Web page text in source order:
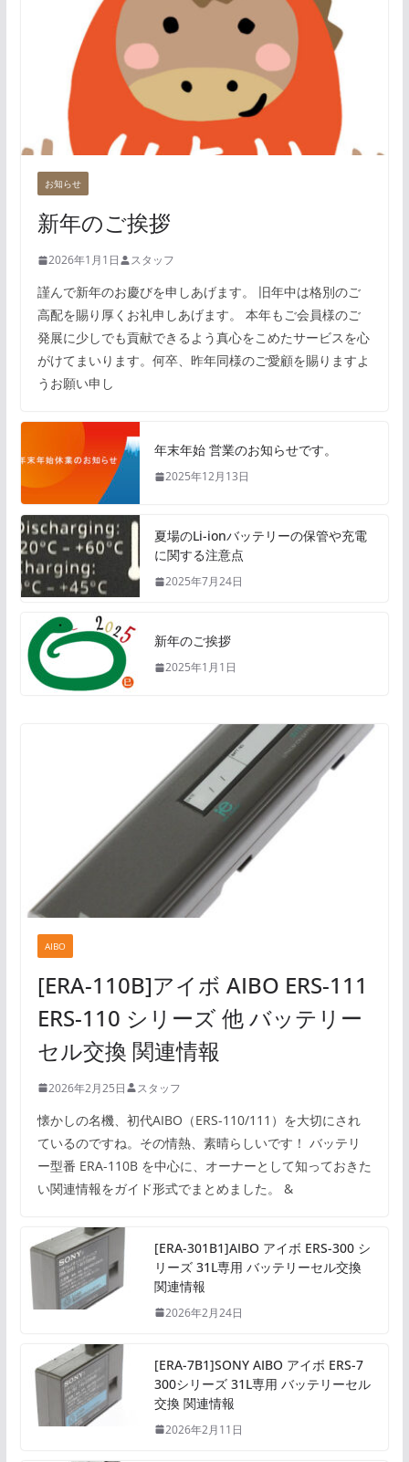
お知らせ
新年のご挨拶
2026年1月1日 スタッフ
謹んで新年のお慶びを申しあげます。 旧年中は格別のご
高配を賜り厚くお礼申しあげます。 本年もご会員様のご
発展に少しでも貢献できるよう真心をこめたサービスを心
がけてまいります。何卒、昨年同様のご愛顧を賜りますよ
うお願い申し
年末年始 営業のお知らせです。
2025年12月13日
夏場のLi-ionバッテリーの保管や充電
に関する注意点
2025年7月24日
新年のご挨拶
2025年1月1日
AIBO
[ERA-110B]アイボ AIBO ERS-111
ERS-110 シリーズ 他 バッテリー
セル交換 関連情報
2026年2月25日 スタッフ
懐かしの名機、初代AIBO（ERS-110/111）を大切にされ
ているのですね。その情熱、素晴らしいです！ バッテリ
ー型番 ERA-110B を中心に、オーナーとして知っておきた
い関連情報をガイド形式でまとめました。 &
[ERA-301B1]AIBO アイボ ERS-300 シ
リーズ 31L専用 バッテリーセル交換
関連情報
2026年2月24日
[ERA-7B1]SONY AIBO アイボ ERS-7
300シリーズ 31L専用 バッテリーセル
交換 関連情報
2026年2月11日